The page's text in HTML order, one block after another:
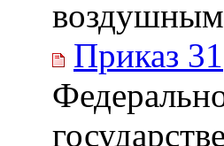
воздушным
Приказ 31